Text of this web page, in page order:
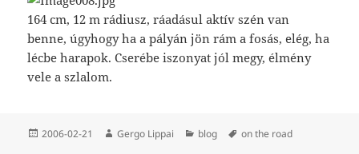
164 cm, 12 m rádiusz, ráadásul aktív szén van
benne, úgyhogy ha a pályán jön rám a fosás, elég, ha
lécbe harapok. Cserébe iszonyat jól megy, élmény
vele a szlalom.
Közzétéve
2006-02-21 Szerző
Gergo Lippai Kategória
blog Címke
on the road